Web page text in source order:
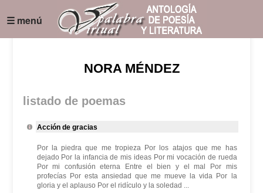
☰ menú
NORA MÉNDEZ
listado de poemas
Acción de gracias
Por la piedra que me tropieza Por los atajos que me has
dejado Por la infancia de mis ideas Por mi vocación de rueda
Por mi confusión eterna Entre el bien y el mal Por mis
profecías Por esta ansiedad que me mueve la vida Por la
gloria y el aplauso Por el ridículo y la soledad ...